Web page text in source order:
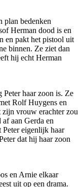
plan bedenken
Herman dood is en
en pakt het pistool uit
binnen. Ze ziet dan
hij echt Herman
haar zoon is. Ze
Rolf Huygens en
vrouw erachter zou
aan Gerda en
eigenlijk haar
dat hij haar zoon
en Arnie elkaar
uit op een drama.